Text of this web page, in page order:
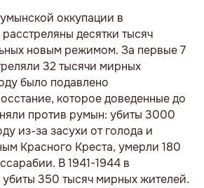
оккупации в
десятки тысяч
новым режимом. За первые 7
32 тысячи мирных
было подавлено
которое доведенные до
против румын: убиты 3000
из-за засухи от голода и
Красного Креста, умерли 180
В 1941-1944 в
350 тысяч мирных жителей.